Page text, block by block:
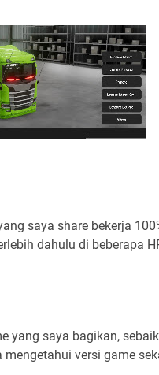
saya share bekerja
dahulu di beberapa
yang saya bagikan,
versi game